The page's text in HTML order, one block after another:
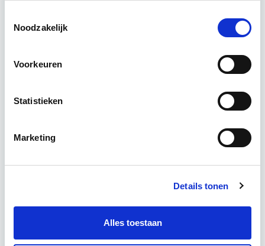
Noodzakelijk
Voorkeuren
Statistieken
Marketing
Details tonen
Alles toestaan
Business Case voor Vastgoed- &
verbeteren. De belangrijkste trends in vastgoed
Utrecht en/of online
4 - 8 uur per week